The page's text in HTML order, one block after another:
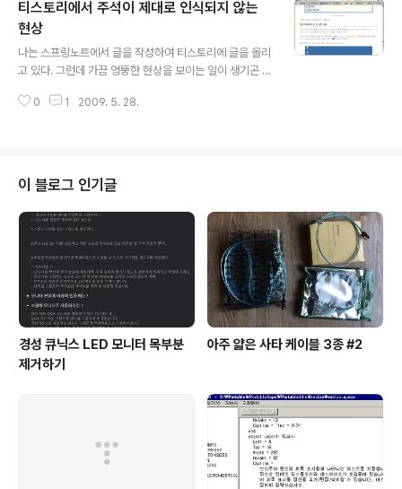
화면에 나타난 [만화]라는 글귀를 보고 무엇인지 궁금해서
클릭했다가, 그 자체가 하나의 "사기"였음을 알게 되었다.
참고로 [연재만화 87화] 화끈한 팔베개!!라고 하였으나 그
러한 내용은 어디에서도 찾을 수 없었다. 애초에 그러한 내
고 만들어진 고도의 "사기성 문구"이다. 제작자/제공자의
티스토리에서 주석이 제대로 인식되지 않는
현상
나는 스프링노트에서 글을 작성하여 티스토리에 글을 올리
고 있다. 그런데 가끔 엉뚱한 현상을 보이는 일이 생기곤 한
자기 본모습을 헷갈려하는 벌레이다. 벌레의 발견 [벌레와
은 원래 편집 화면에서만 보이고, 웹에 게시한 뒤에는 주석
의 실제 내용으로 치환되어야 한다. 또한 표시 대신에 주석
을 나타내는 수가 나타나야 한다. 위와 같이 보이며 애써 작
성한 각주는 나타나지 않는다. 정상 작동할 때는 아래와 같
다. 위 그림에서 부분이 정상적으로 나타난 주석이며, 그 아
래에 주..
0 1 2009. 5. 28.
이 블로그 인기글
경성 큐닉스 LED 모니터 목부분
제거하기
아주 얇은 사타 케이블 3종 #2